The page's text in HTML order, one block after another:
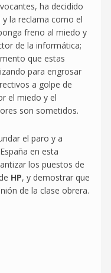
ha decidido
la reclama como el
freno al miedo y
de la informática;
que estas
para engrosar
a golpe de
el miedo y el
son sometidos.
el paro y a
en esta
los puestos de
HP, y demostrar que
de la clase obrera.